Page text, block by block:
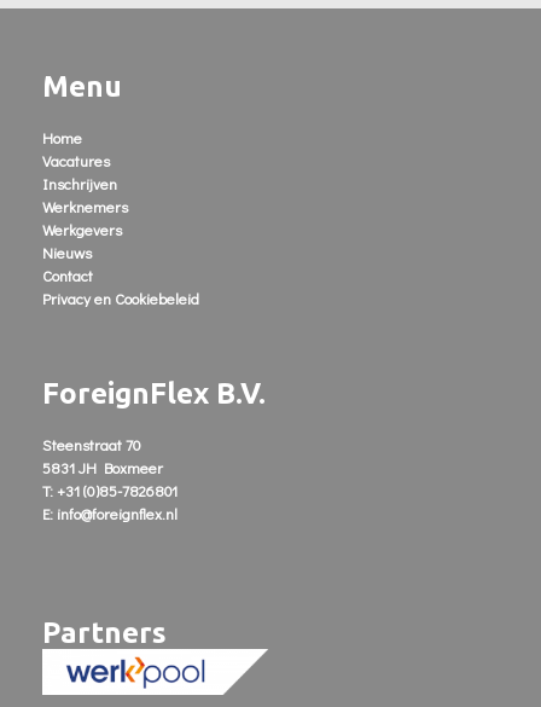
Menu
Home
Vacatures
Inschrijven
Werknemers
Werkgevers
Nieuws
Contact
Privacy en Cookiebeleid
ForeignFlex B.V.
Steenstraat 70
5831 JH Boxmeer
T: +31 (0)85-7826801
E: info@foreignflex.nl
Partners